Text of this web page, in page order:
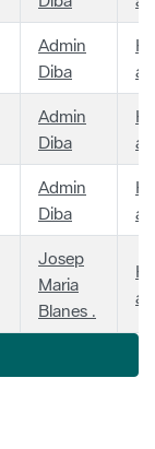
Admin
Diba
Admin
Diba
Admin
Diba
Josep
Maria
Blanes .